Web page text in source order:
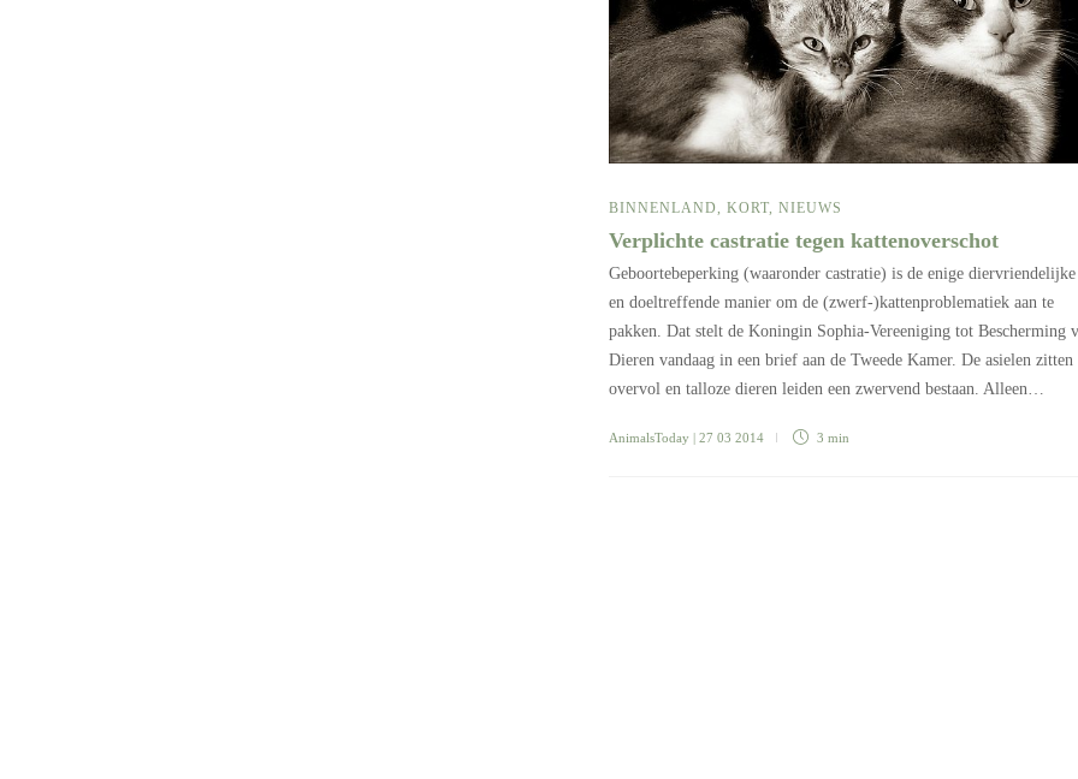
BINNENLAND KORT NIEUWS
Verplichte castratie tegen kattenoverschot
Geboortebeperking (waaronder castratie) is de enige diervriendelijke
en doeltreffende manier om de (zwerf-)kattenproblematiek aan te
pakken. Dat stelt de Koningin Sophia-Vereeniging tot Bescherming
Dieren vandaag in een brief aan de Tweede Kamer. De asielen zitten
overvol en talloze dieren leiden een zwervend bestaan. Alleen…
AnimalsToday | 27 03 2014 3 min